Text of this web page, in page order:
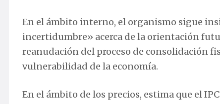
En el ámbito interno, el organismo sigue
incertidumbre» acerca de la orientación
reanudación del proceso de consolidación
vulnerabilidad de la economía.
En el ámbito de los precios, estima que el